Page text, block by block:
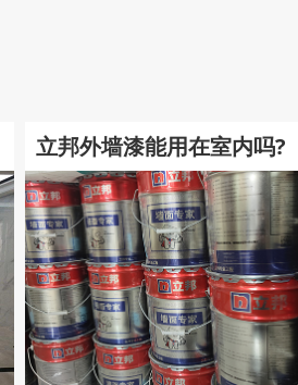
立邦外墙漆能用在室内吗?